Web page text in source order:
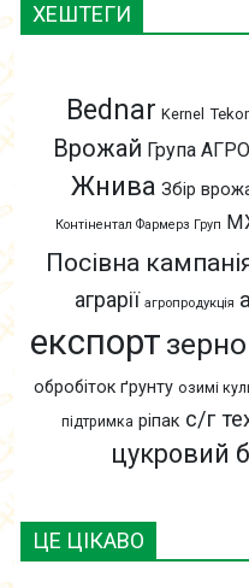
ЦЕ ЦІКАВО
ХЕШТЕГИ
Bednar Kernel
Врожай Група
Жнива Збір
Контінентал Фармерз Груп
Посівна
аграрії агропродукція
експорт зерно
обробіток ґрунту озимі
підтримка ріпак с/г
цукровий